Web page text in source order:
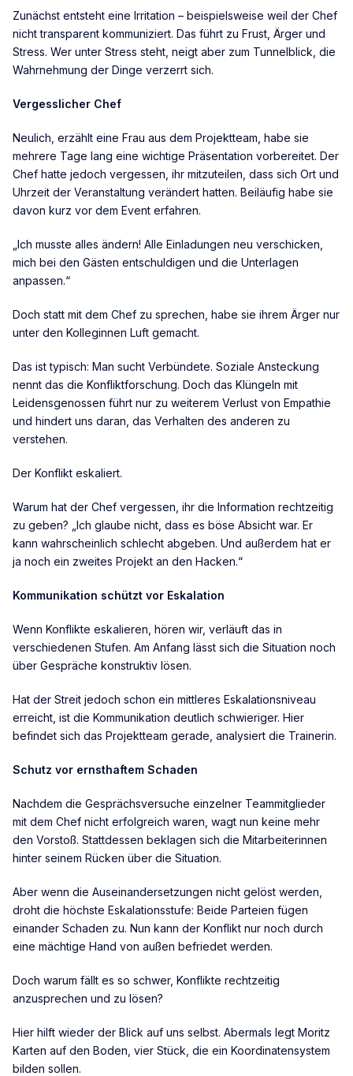
Zunächst entsteht eine Irritation – beispielsweise weil der Chef
nicht transparent kommuniziert. Das führt zu Frust, Ärger und
Stress. Wer unter Stress steht, neigt aber zum Tunnelblick, die
Wahrnehmung der Dinge verzerrt sich.
Vergesslicher Chef
Neulich, erzählt eine Frau aus dem Projektteam, habe sie
mehrere Tage lang eine wichtige Präsentation vorbereitet. Der
Chef hatte jedoch vergessen, ihr mitzuteilen, dass sich Ort und
Uhrzeit der Veranstaltung verändert hatten. Beiläufig habe sie
davon kurz vor dem Event erfahren.
„Ich musste alles ändern! Alle Einladungen neu verschicken,
mich bei den Gästen entschuldigen und die Unterlagen
anpassen.“
Doch statt mit dem Chef zu sprechen, habe sie ihrem Ärger nur
unter den Kolleginnen Luft gemacht.
Das ist typisch: Man sucht Verbündete. Soziale Ansteckung
nennt das die Konfliktforschung. Doch das Klüngeln mit
Leidensgenossen führt nur zu weiterem Verlust von Empathie
und hindert uns daran, das Verhalten des anderen zu
verstehen.
Der Konflikt eskaliert.
Warum hat der Chef vergessen, ihr die Information rechtzeitig
zu geben? „Ich glaube nicht, dass es böse Absicht war. Er
kann wahrscheinlich schlecht abgeben. Und außerdem hat er
ja noch ein zweites Projekt an den Hacken.“
Kommunikation schützt vor Eskalation
Wenn Konflikte eskalieren, hören wir, verläuft das in
verschiedenen Stufen. Am Anfang lässt sich die Situation noch
über Gespräche konstruktiv lösen.
Hat der Streit jedoch schon ein mittleres Eskalationsniveau
erreicht, ist die Kommunikation deutlich schwieriger. Hier
befindet sich das Projektteam gerade, analysiert die Trainerin.
Schutz vor ernsthaftem Schaden
Nachdem die Gesprächsversuche einzelner Teammitglieder
mit dem Chef nicht erfolgreich waren, wagt nun keine mehr
den Vorstoß. Stattdessen beklagen sich die Mitarbeiterinnen
hinter seinem Rücken über die Situation.
Aber wenn die Auseinandersetzungen nicht gelöst werden,
droht die höchste Eskalationsstufe: Beide Parteien fügen
einander Schaden zu. Nun kann der Konflikt nur noch durch
eine mächtige Hand von außen befriedet werden.
Doch warum fällt es so schwer, Konflikte rechtzeitig
anzusprechen und zu lösen?
Hier hilft wieder der Blick auf uns selbst. Abermals legt Moritz
Karten auf den Boden, vier Stück, die ein Koordinatensystem
bilden sollen.